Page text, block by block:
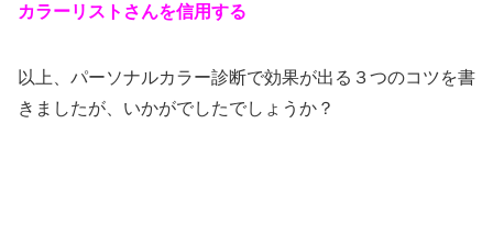
カラーリストさんを信用する
以上、パーソナルカラー診断で効果が出る３つのコツを書
きましたが、いかがでしたでしょうか？